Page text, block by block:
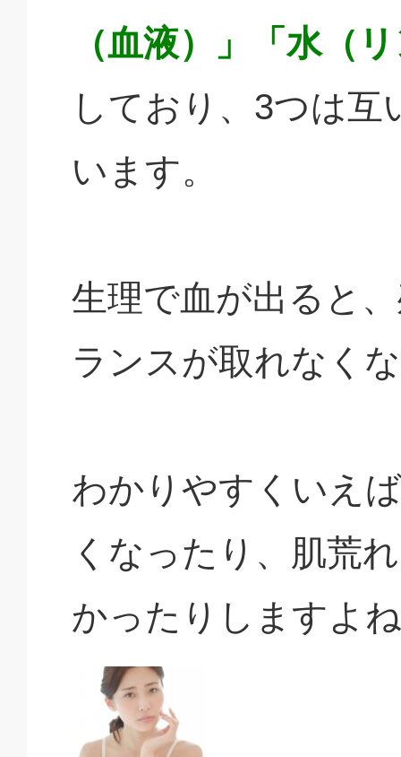
（血液）」「水（
しており、3つは
います。
生理で血が出ると
ランスが取れなく
わかりやすくいえ
くなったり、肌荒
かったりしますよ